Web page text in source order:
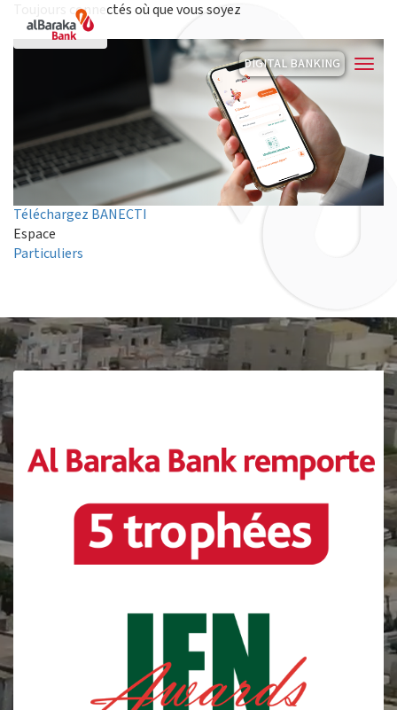
contenu
principal
DIGITAL BANKING
Toujours connectés où que vous soyez
Téléchargez BANECTI
Espace
Particuliers